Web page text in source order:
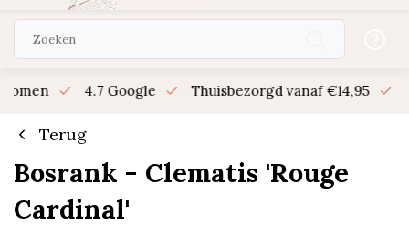
4.7 Google Thuisbezorgd vanaf €14,95
Terug
Bosrank - Clematis 'Rouge
Cardinal'